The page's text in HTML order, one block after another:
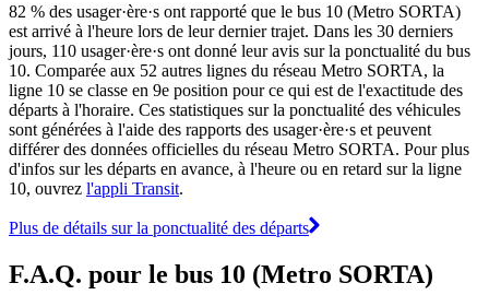
82 % des usager·ère·s ont rapporté que le bus 10 (Metro SORTA)
est arrivé à l'heure lors de leur dernier trajet. Dans les 30 derniers
jours, 110 usager·ère·s ont donné leur avis sur la ponctualité du bus
10. Comparée aux 52 autres lignes du réseau Metro SORTA, la
ligne 10 se classe en 9e position pour ce qui est de l'exactitude des
départs à l'horaire. Ces statistiques sur la ponctualité des véhicules
sont générées à l'aide des rapports des usager·ère·s et peuvent
différer des données officielles du réseau Metro SORTA. Pour plus
d'infos sur les départs en avance, à l'heure ou en retard sur la ligne
10, ouvrez l'appli Transit.
Plus de détails sur la ponctualité des départs
F.A.Q. pour le bus 10 (Metro SORTA)